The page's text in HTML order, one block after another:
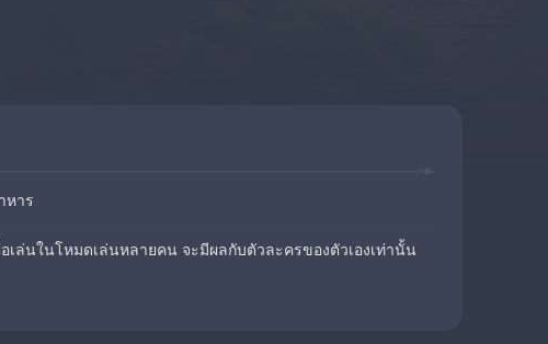
หาร
เล่นในโหมดเล่นหลายคน จะมีผลกับตัวละครของตัวเองเท่านั้น